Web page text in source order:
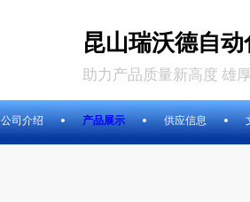
昆山瑞沃德自
助力产品质量新高度 雄
公司介绍 产品展示 供应信息